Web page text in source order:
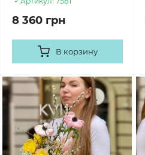
8 360 грн
В корзину